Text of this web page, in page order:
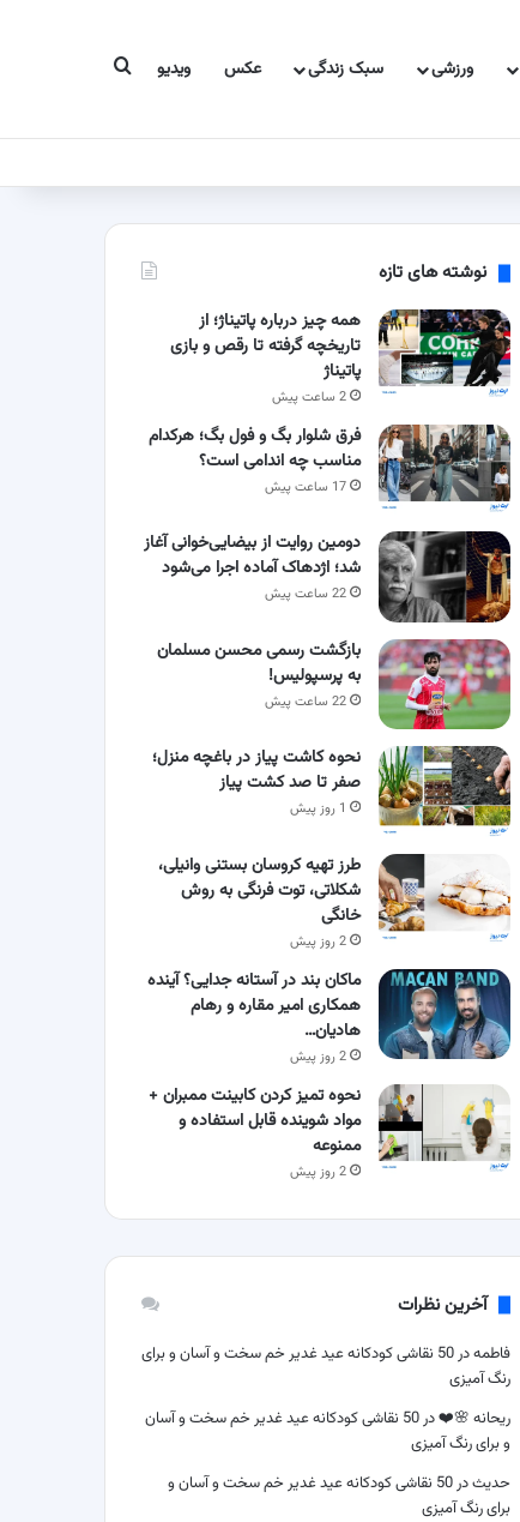
ورزشی سبک زندگی عکس ویدیو جستجو برای
نوشته های تازه
همه چیز درباره پاتیناژ؛ از
تاریخچه گرفته تا رقص و بازی
پاتیناژ
2 ساعت پیش
فرق شلوار بگ و فول بگ؛ هرکدام
مناسب چه اندامی است؟
17 ساعت پیش
دومین روایت از بیضایی‌خوانی آغاز
شد؛ اژدهاک آماده اجرا می‌شود
22 ساعت پیش
بازگشت رسمی محسن مسلمان
به پرسپولیس!
22 ساعت پیش
نحوه کاشت پیاز در باغچه منزل؛
صفر تا صد کشت پیاز
1 روز پیش
طرز تهیه کروسان بستنی وانیلی،
شکلاتی، توت فرنگی به روش
خانگی
2 روز پیش
ماکان بند در آستانه جدایی؟ آینده
همکاری امیر مقاره و رهام
هادیان…
2 روز پیش
نحوه تمیز کردن کابینت ممبران +
مواد شوینده قابل استفاده و
ممنوعه
2 روز پیش
آخرین نظرات
فاطمهدر
50 نقاشی کودکانه عید غدیر خم سخت و آسان و برای
رنگ آمیزی
ریحانه 🌸❤️در
50 نقاشی کودکانه عید غدیر خم سخت و آسان
و برای رنگ آمیزی
حدیثدر
50 نقاشی کودکانه عید غدیر خم سخت و آسان و
برای رنگ آمیزی